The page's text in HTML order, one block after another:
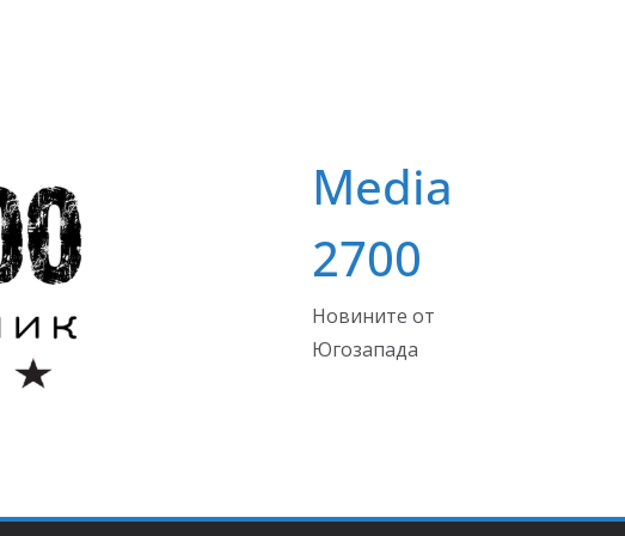
Media
2700
Новините от
Югозапада